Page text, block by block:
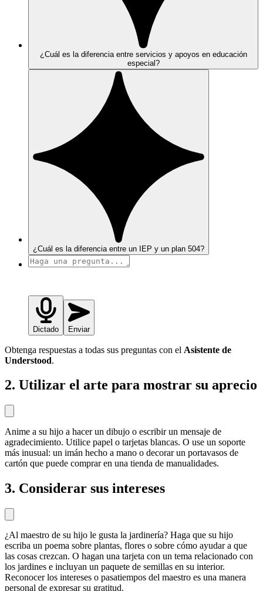
¿Cuál es la diferencia entre servicios y apoyos en educación
especial?
¿Cuál es la diferencia entre un IEP y un plan 504?
Dictado Enviar
Obtenga respuestas a todas sus preguntas con el Asistente de
Understood.
2. Utilizar el arte para mostrar su aprecio
Anime a su hijo a hacer un dibujo o escribir un mensaje de
agradecimiento. Utilice papel o tarjetas blancas. O use un soporte
más inusual: un imán hecho a mano o decorar un portavasos de
cartón que puede comprar en una tienda de manualidades.
3. Considerar sus intereses
¿Al maestro de su hijo le gusta la jardinería? Haga que su hijo
escriba un poema sobre plantas, flores o sobre cómo ayudar a que
las cosas crezcan. O hagan una tarjeta con un tema relacionado con
los jardines e incluyan un paquete de semillas en su interior.
Reconocer los intereses o pasatiempos del maestro es una manera
personal de expresar su gratitud.